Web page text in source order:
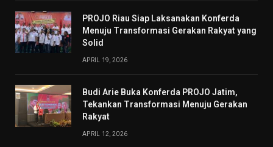
PROJO Riau Siap Laksanakan Konferda
Menuju Transformasi Gerakan Rakyat yang
Solid
APRIL 19, 2026
Budi Arie Buka Konferda PROJO Jatim,
Tekankan Transformasi Menuju Gerakan
Rakyat
APRIL 12, 2026